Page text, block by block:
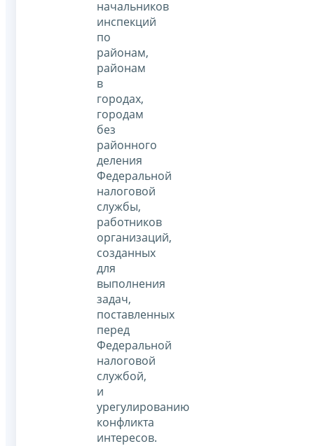
начальников
инспекций
по
районам,
районам
в
городах,
городам
без
районного
деления
Федеральной
налоговой
службы,
работников
организаций,
созданных
для
выполнения
задач,
поставленных
перед
Федеральной
налоговой
службой,
и
урегулированию
конфликта
интересов.